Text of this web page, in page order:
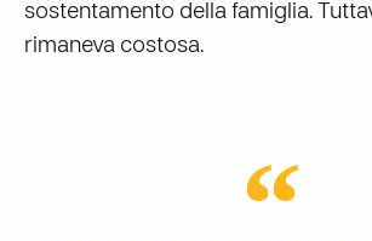
sostentamento della famiglia.
rimaneva costosa.